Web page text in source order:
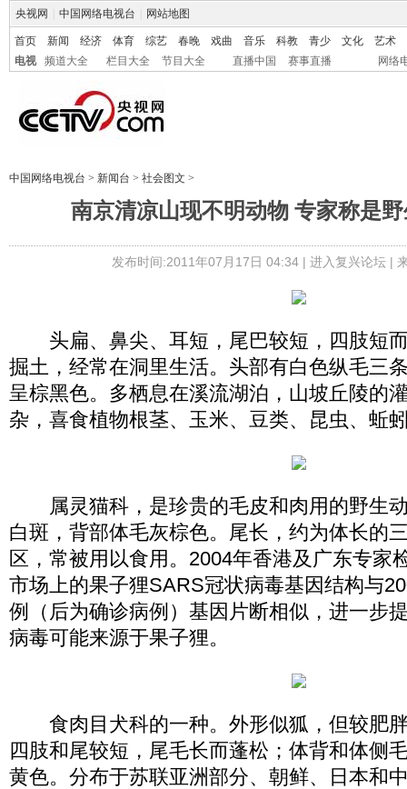
央视网 中国网络电视台 网站地图
首页 新闻 经济 体育 综艺 春晚 戏曲 音乐 科教 青少 文化
艺术
电视
频道大全 栏目大全 节目大全 直播中国 赛事直播 网络
中国网络电视台 > 新闻台 > 社会图文 >
南京清凉山现不明动物 专家称是
发布时间:2011年07月17日 04:34 | 进入复兴论坛|
头扁、鼻尖、耳短，尾巴较短，四肢短
掘土，经常在洞里生活。头部有白色纵毛三
呈棕黑色。多栖息在溪流湖泊，山坡丘陵的
杂，喜食植物根茎、玉米、豆类、昆虫、蚯
属灵猫科，是珍贵的毛皮和肉用的野生
白斑，背部体毛灰棕色。尾长，约为体长的
区，常被用以食用。2004年香港及广东专家
市场上的果子狸SARS冠状病毒基因结构与
例（后为确诊病例）基因片断相似，进一步
病毒可能来源于果子狸。
食肉目犬科的一种。外形似狐，但较肥
四肢和尾较短，尾毛长而蓬松；体背和体侧
黄色。分布于苏联亚洲部分、朝鲜、日本和